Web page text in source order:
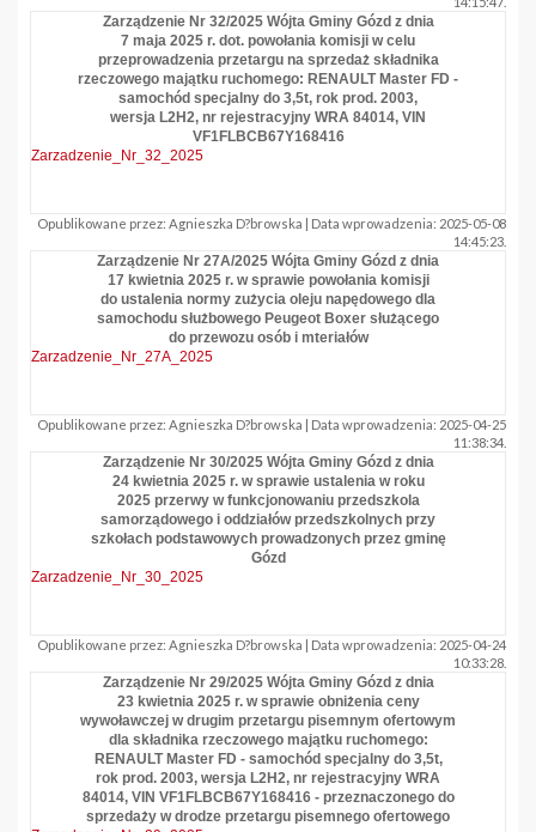
Zarządzenie Nr 32/2025 Wójta Gminy Gózd z dnia
7 maja 2025 r. dot. powołania komisji w celu
przeprowadzenia przetargu na sprzedaż składnika
rzeczowego majątku ruchomego: RENAULT Master FD -
samochód specjalny do 3,5t, rok prod. 2003,
wersja L2H2, nr rejestracyjny WRA 84014, VIN
VF1FLBCB67Y168416
Zarzadzenie_Nr_32_2025
Opublikowane przez: Agnieszka D?browska | Data wprowadzenia: 2025-05-08
14:45:23.
Zarządzenie Nr 27A/2025 Wójta Gminy Gózd z dnia
17 kwietnia 2025 r. w sprawie powołania komisji
do ustalenia normy zużycia oleju napędowego dla
samochodu służbowego Peugeot Boxer służącego
do przewozu osób i mteriałów
Zarzadzenie_Nr_27A_2025
Opublikowane przez: Agnieszka D?browska | Data wprowadzenia: 2025-04-25
11:38:34.
Zarządzenie Nr 30/2025 Wójta Gminy Gózd z dnia
24 kwietnia 2025 r. w sprawie ustalenia w roku
2025 przerwy w funkcjonowaniu przedszkola
samorządowego i oddziałów przedszkolnych przy
szkołach podstawowych prowadzonych przez gminę
Gózd
Zarzadzenie_Nr_30_2025
Opublikowane przez: Agnieszka D?browska | Data wprowadzenia: 2025-04-24
10:33:28.
Zarządzenie Nr 29/2025 Wójta Gminy Gózd z dnia
23 kwietnia 2025 r. w sprawie obniżenia ceny
wywoławczej w drugim przetargu pisemnym ofertowym
dla składnika rzeczowego majątku ruchomego:
RENAULT Master FD - samochód specjalny do 3,5t,
rok prod. 2003, wersja L2H2, nr rejestracyjny WRA
84014, VIN VF1FLBCB67Y168416 - przeznaczonego do
sprzedaży w drodze przetargu pisemnego ofertowego